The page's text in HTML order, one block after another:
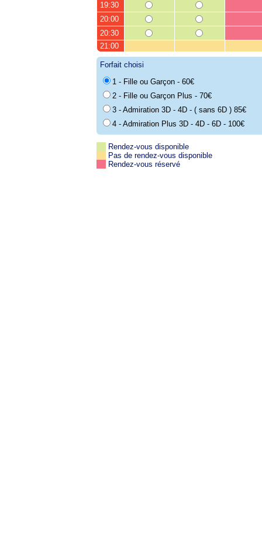
19:30
20:00
20:30
21:00
Forfait choisi
1 - Fille ou Garçon - 60€
2 - Fille ou Garçon Plus - 70€
3 - Admiration 3D - 4D - ( sans 6D ) 85€
4 - Admiration Plus 3D - 4D - 6D - 100€
Rendez-vous disponible
Pas de rendez-vous disponible
Rendez-vous réservé